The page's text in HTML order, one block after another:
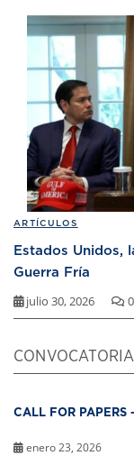
ARTÍCULOS
Estados Unidos,
Guerra Fría
julio 30, 2026 0
CALL FOR
enero 23, 2026